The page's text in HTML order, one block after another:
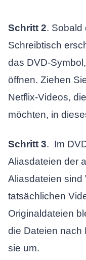
Schritt 2. Sobald
Schreibtisch
das DVD-
öffnen. Ziehen
Netflix-Videos,
möchten, in
Schritt 3. Im
Aliasdateien der
Aliasdateien sind
tatsächlichen
Originaldateien
die Dateien nach
sie um.